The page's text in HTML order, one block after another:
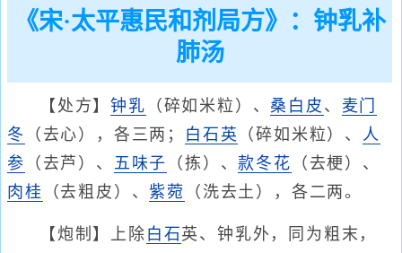
《宋·太平惠民和剂局方》：钟乳补
肺汤
【处方】钟乳 （碎如米粒）、 桑白皮 、 麦门
冬
（去心），各三两； 白石英 （碎如米粒）、 人
参 （去芦）、 五味子 （拣）、款冬花 （去梗）、
肉桂
（去粗皮）、紫菀 （洗去土），各二两。
【炮制】上除 白石 英、钟乳外，同为粗末，